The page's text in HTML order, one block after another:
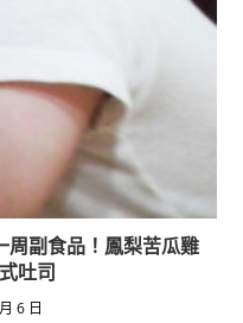
周副食品！鳳梨苦瓜雞
吐司
6 日